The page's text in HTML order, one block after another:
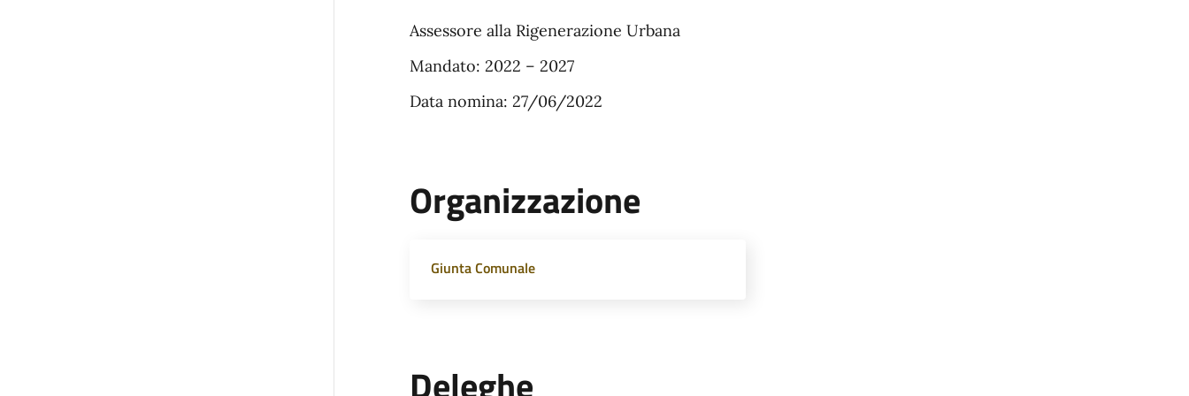
Assessore alla RigenerazioneUrbana
Mandato: 2022 – 2027
Data nomina: 27/06/2022
Organizzazione
Giunta Comunale